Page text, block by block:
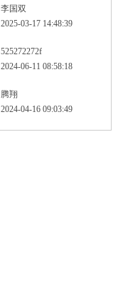
李国双
2025-03-17 14:48:39
525272272f
2024-06-11 08:58:18
腾翔
2024-04-16 09:03:49